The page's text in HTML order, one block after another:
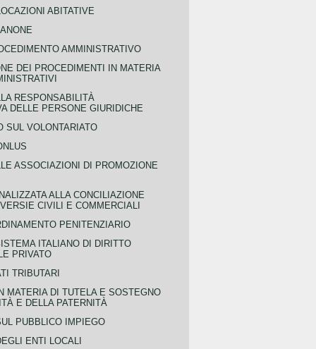
ABITATIVE
AMMINISTRATIVO
DEI PROCEDIMENTI IN MATERIA
RESPONSABILITÀ
DELLE PERSONE GIURIDICHE
SUL VOLONTARIATO
ASSOCIAZIONI DI PROMOZIONE
ALLA CONCILIAZIONE
CIVILI E COMMERCIALI
PENITENZIARIO
ITALIANO DI DIRITTO
PRIVATO
TRIBUTARI
MATERIA DI TUTELA E SOSTEGNO
E DELLA PATERNITÀ
PUBBLICO IMPIEGO
ENTI LOCALI